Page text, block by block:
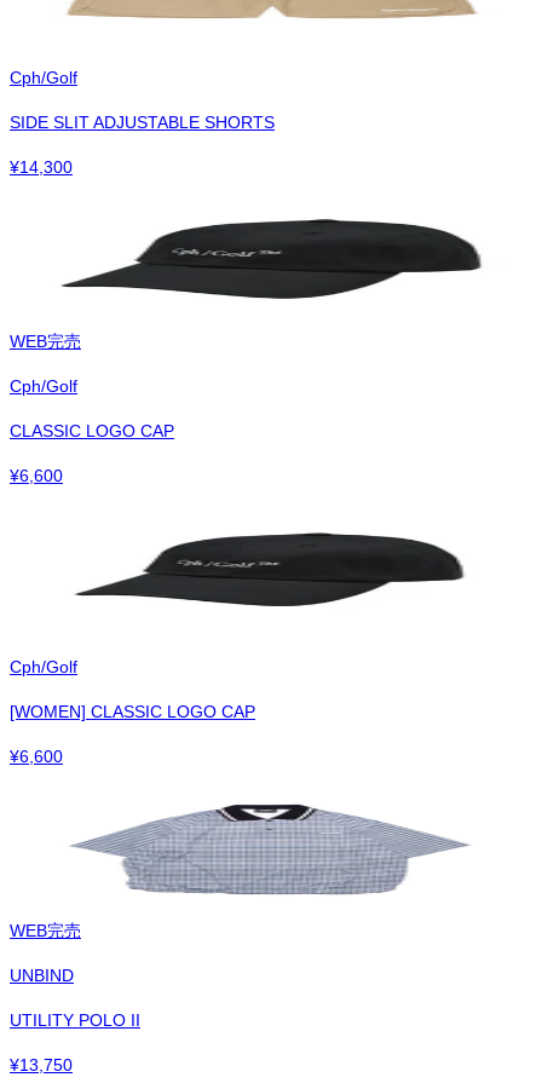
Cph/Golf
SIDE SLIT ADJUSTABLE SHORTS
¥14,300
WEB完売
Cph/Golf
CLASSIC LOGO CAP
¥6,600
Cph/Golf
[WOMEN] CLASSIC LOGO CAP
¥6,600
WEB完売
UNBIND
UTILITY POLO II
¥13,750